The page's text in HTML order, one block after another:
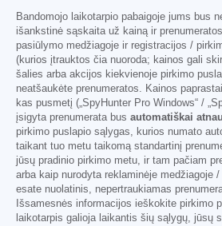
Bandomojo laikotarpio pabaigoje jums bus
išankstinė sąskaita už kainą ir
pasiūlymo medžiagoje ir registracijos /
(kurios įtrauktos čia nuoroda; kainos gali
šalies arba akcijos kiekvienoje pirkimo
neatšaukėte prenumeratos. Kainos
kas pusmetį („SpyHunter Pro Windows“ /
įsigyta prenumerata bus automatiškai
pirkimo puslapio sąlygas, kurios numato
taikant tuo metu taikomą standartinį
jūsų pradinio pirkimo metu, ir tam pačiam
arba kaip nurodyta reklaminėje medžiagoje
esate nuolatinis, nepertraukiamas
Išsamesnės informacijos ieškokite pirkimo
laikotarpis galioja laikantis šių sąlygų, jūsų